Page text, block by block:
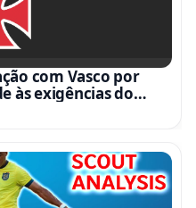
com Vasco por
às exigências do